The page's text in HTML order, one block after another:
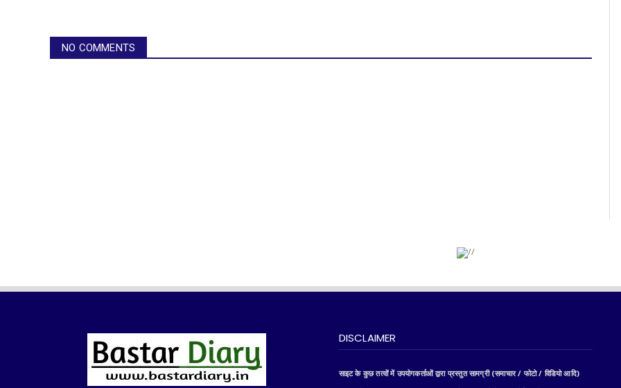
NO COMMENTS
DISCLAIMER
साइट के कुछ तत्वों में उपयोगकर्ताओं द्वारा प्रस्तुत सामग्री (समाचार / फोटो / विडियो आदि)